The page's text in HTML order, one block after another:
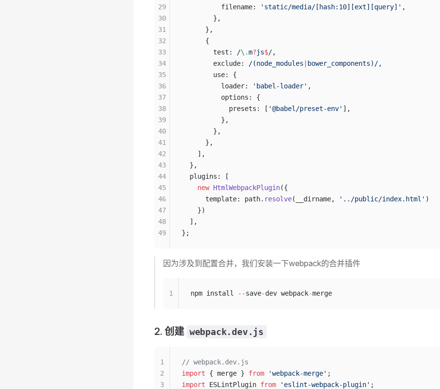
          filename:
'static/media/[hash:10][ext][query]' ,
        },
      },
      {
        test:
/\.m?js$/,
        exclude:
/(node_modules bower_components) /,
        use: {
          loader:
'babel-loader' ,
          options: {
            presets: [
'@babel/preset-env' ],
          },
        },
      },
    ],
  },
  plugins: [
    new
HtmlWebpackPlugin({
      template: path.
resolve(__dirname, '../public/index.html' )
    })
  ],
};
29
30
31
32
33
34
35
36
37
38
39
40
41
42
43
44
45
46
47
48
49
因为涉及到配置合并，我们安装一下webpack的合并插件
npm install --save-dev webpack-merge
1
2. 创建 webpack.dev.js
// webpack.dev.js
import { merge } from 'webpack-merge' ;
import ESLintPlugin from 'eslint-webpack-plugin' ;
1
2
3